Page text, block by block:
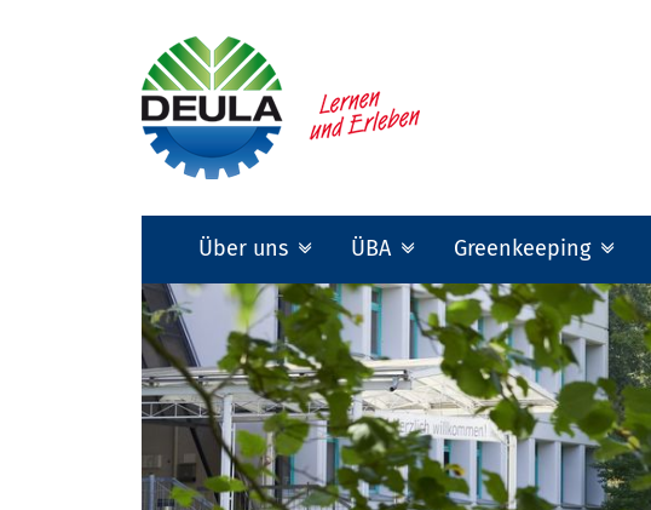
Über uns ÜBA Greenkeeping